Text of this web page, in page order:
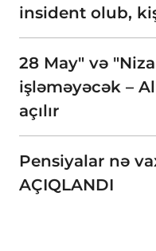
insident olub,
28 May" və
işləməyəcək –
açılır
Pensiyalar nə
AÇIQLANDI